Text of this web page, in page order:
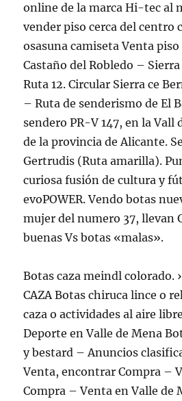
online de la marca Hi-tec al
vender piso cerca del centro
osasuna camiseta Venta
Castaño del Robledo –
Ruta 12. Circular Sierra ce
– Ruta de senderismo de El
sendero PR-V 147, en la Vall
de la provincia de Alicante.
Gertrudis (Ruta amarilla).
curiosa fusión de cultura y
evoPOWER. Vendo botas
mujer del numero 37, llevan
buenas Vs botas «malas».
Botas caza meindl colorado. ›
CAZA Botas chiruca lince o
caza o actividades al aire
Deporte en Valle de Mena
y bestard – Anuncios
Venta, encontrar Compra –
Compra – Venta en Valle de